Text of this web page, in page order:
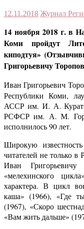
12.11.2018 Журнал
14 ноября 2018 г. в
Коми пройдут
киподтуя»
Григорьевичу
Иван Григорьевич
Республики Коми,
АССР им. И. А.
РСФСР им. А. М.
исполнилось 90 лет.
Широкую
читателей не только
Иван
«мелехинского
характера. В цикл
каша» (1966), «Где
(1967), «Скоро
«Вам жить дальше»